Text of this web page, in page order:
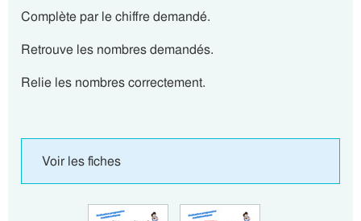
Complète par le chiffre demandé.
Retrouve les nombres demandés.
Relie les nombres correctement.
Voir les fiches